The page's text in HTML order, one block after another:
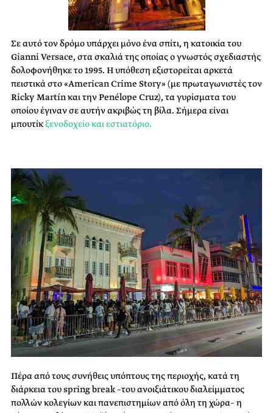
Σε αυτό τον δρόμο υπάρχει μόνο ένα σπίτι, η κατοικία του
Gianni Versace, στα σκαλιά της οποίας ο γνωστός σχεδιαστής
δολοφονήθηκε το 1995. Η υπόθεση εξιστορείται αρκετά
πειστικά στο «American Crime Story» (με πρωταγωνιστές τον
Ricky Martín και την Penélope Cruz), τα γυρίσματα του
οποίου έγιναν σε αυτήν ακριβώς τη βίλα. Σήμερα είναι
μπουτίκξενοδοχείο και εστιατόριο.
Πέρα από τους συνήθεις υπόπτους της περιοχής, κατά τη
διάρκεια του spring break –του ανοιξιάτικου διαλείμματος
πολλών κολεγίων και πανεπιστημίων από όλη τη χώρα– η